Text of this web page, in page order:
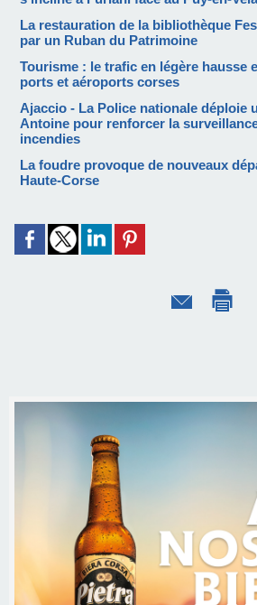
La restauration de la bibliothèque
par un Ruban du Patrimoine
Tourisme : le trafic en légère hausse
ports et aéroports corses
Ajaccio - La Police nationale déploie
Antoine pour renforcer la
incendies
La foudre provoque de nouveaux
Haute-Corse